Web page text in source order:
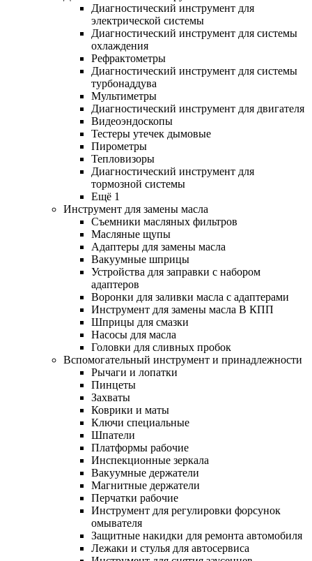
Диагностический инструмент для
электрической системы
Диагностический инструмент для системы
охлаждения
Рефрактометры
Диагностический инструмент для системы
турбонаддува
Мультиметры
Диагностический инструмент для двигателя
Видеоэндоскопы
Тестеры утечек дымовые
Пирометры
Тепловизоры
Диагностический инструмент для
тормозной системы
Ещё 1
Инструмент для замены масла
Съемники масляных фильтров
Масляные щупы
Адаптеры для замены масла
Вакуумные шприцы
Устройства для заправки с набором
адаптеров
Воронки для заливки масла с адаптерами
Инструмент для замены масла В КПП
Шприцы для смазки
Насосы для масла
Головки для сливных пробок
Вспомогательный инструмент и принадлежности
Рычаги и лопатки
Пинцеты
Захваты
Коврики и маты
Ключи специальные
Шпатели
Платформы рабочие
Инспекционные зеркала
Вакуумные держатели
Магнитные держатели
Перчатки рабочие
Инструмент для регулировки форсунок
омывателя
Защитные накидки для ремонта автомобиля
Лежаки и стулья для автосервиса